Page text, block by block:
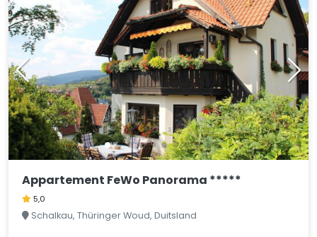
Appartement FeWo Panorama *****
5,0
Schalkau, Thüringer Woud, Duitsland